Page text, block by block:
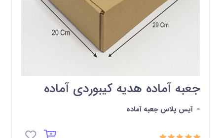
جعبه آماده هدیه کیبوردی آماده
- آیس پلاس جعبه آماده